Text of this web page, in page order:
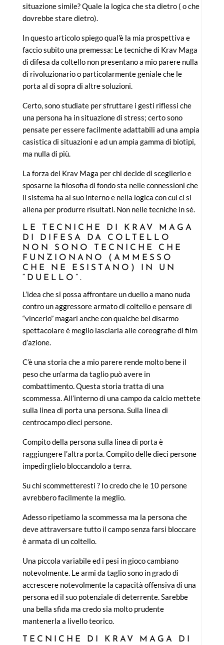
situazione simile? Quale la logica che sta dietro ( o che
dovrebbe stare dietro).
In questo articolo spiego qual’è la mia prospettiva e
faccio subito una premessa: Le tecniche di Krav Maga
di difesa da coltello non presentano a mio parere nulla
di rivoluzionario o particolarmente geniale che le
porta al di sopra di altre soluzioni.
Certo, sono studiate per sfruttare i gesti riflessi che
una persona ha in situazione di stress; certo sono
pensate per essere facilmente adattabili ad una ampia
casistica di situazioni e ad un ampia gamma di biotipi,
ma nulla di più.
La forza del Krav Maga per chi decide di sceglierlo e
sposarne la filosofia di fondo sta nelle connessioni che
il sistema ha al suo interno e nella logica con cui ci si
allena per produrre risultati. Non nelle tecniche in sé.
LE TECNICHE DI KRAV MAGA
DI DIFESA DA COLTELLO
NON SONO TECNICHE CHE
FUNZIONANO (AMMESSO
CHE NE ESISTANO) IN UN
“DUELLO”.
L’idea che si possa affrontare un duello a mano nuda
contro un aggressore armato di coltello e pensare di
“vincerlo” magari anche con qualche bel disarmo
spettacolare è meglio lasciarla alle coreografie di film
d’azione.
C’è una storia che a mio parere rende molto bene il
peso che un’arma da taglio può avere in
combattimento. Questa storia tratta di una
scommessa. All’interno di una campo da calcio mettete
sulla linea di porta una persona. Sulla linea di
centrocampo dieci persone.
Compito della persona sulla linea di porta è
raggiungere l’altra porta. Compito delle dieci persone
impedirglielo bloccandolo a terra.
Su chi scommetteresti ? Io credo che le 10 persone
avrebbero facilmente la meglio.
Adesso ripetiamo la scommessa ma la persona che
deve attraversare tutto il campo senza farsi bloccare
è armata di un coltello.
Una piccola variabile ed i pesi in gioco cambiano
notevolmente. Le armi da taglio sono in grado di
accrescere notevolmente la capacità offensiva di una
persona ed il suo potenziale di deterrente. Sarebbe
una bella sfida ma credo sia molto prudente
mantenerla a livello teorico.
TECNICHE DI KRAV MAGA DI